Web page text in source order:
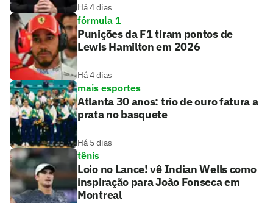
Há 4 dias
fórmula 1
Punições da F1 tiram pontos de
Lewis Hamilton em 2026
Há 4 dias
mais esportes
Atlanta 30 anos: trio de ouro fatura a
prata no basquete
Há 5 dias
tênis
Loio no Lance! vê Indian Wells como
inspiração para João Fonseca em
Montreal